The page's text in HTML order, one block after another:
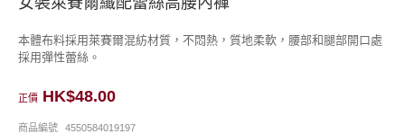
本體布料採用萊賽爾混紡材質，不悶熱，質地柔軟，腰部和腿部開口處
採用彈性蕾絲。
正價 HK$48.00
商品編號 4550584019197